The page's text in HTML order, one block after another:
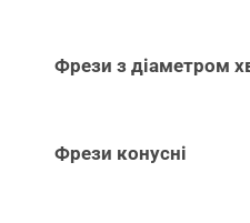
Фрези з діаметром
Фрези конусні